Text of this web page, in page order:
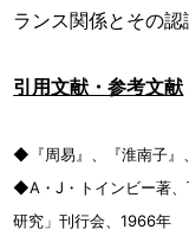
ランス関係とその認
引用文献・参考文献
◆『周易』、『淮南子』
◆A・J・トインビー著
研究」刊行会、1966年